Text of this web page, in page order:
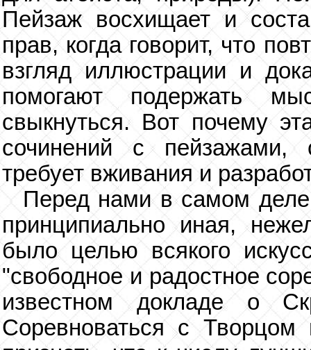
Пейзаж восхищает и
прав, когда говорит, что
взгляд иллюстрации и
помогают подержать
свыкнуться. Вот почему
сочинений с пейзажами,
требует вживания и
Перед нами в самом деле
принципиально иная,
было целью всякого
"свободное и радостное
известном докладе о
Соревноваться с